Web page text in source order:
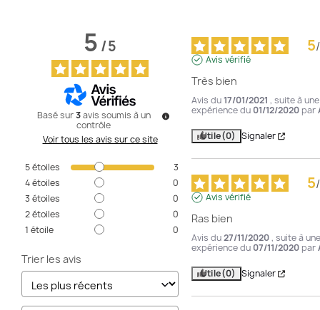
5/5
Basé sur3 avis soumis à un
contrôle
Voir tous les avis sur ce site
5étoiles
3
4étoiles
0
3 étoiles
0
2étoiles
0
1 étoile 0
Trier les avis
5/
Avis vérifié
Très bien
Avis du17/01/2021 , suite à une
expérience du 01/12/2020 par
Utile(0) Signaler
5/
Avis vérifié
Ras bien
Avis du27/11/2020, suite à une
expérience du 07/11/2020 par
Utile(0) Signaler